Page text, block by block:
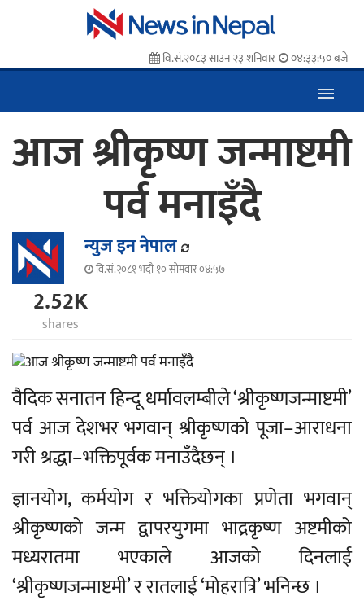
वि.सं.२०८३ साउन २३ शनिवार ०४:३३:५१ बजे
आज श्रीकृष्ण जन्माष्टमी
पर्व मनाइँदै
न्युज इन नेपाल
वि.सं.२०८१ भदौ १० सोमवार ०४:५७
2.52K
shares
वैदिक सनातन हिन्दू धर्मावलम्बीले ‘श्रीकृष्णजन्माष्टमी’
पर्व आज देशभर भगवान् श्रीकृष्णको पूजा–आराधना
गरी श्रद्धा–भक्तिपूर्वक मनाउँदैछन् ।
ज्ञानयोग, कर्मयोग र भक्तियोगका प्रणेता भगवान्
श्रीकृष्णको जन्म द्वापरयुगमा भाद्रकृष्ण अष्टमीको
मध्यरातमा भएकाले आजको दिनलाई
‘श्रीकृष्णजन्माष्टमी’ र रातलाई ‘मोहरात्रि’ भनिन्छ ।